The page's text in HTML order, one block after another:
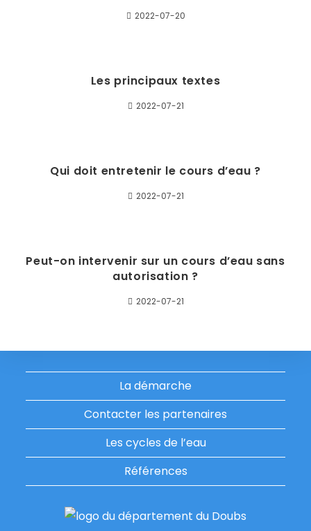
2022-07-20
Les principaux textes
2022-07-21
Qui doit entretenir le cours d’eau ?
2022-07-21
Peut-on intervenir sur un cours d’eau sans
autorisation ?
2022-07-21
La démarche
Contacter les partenaires
Les cycles de l’eau
Références